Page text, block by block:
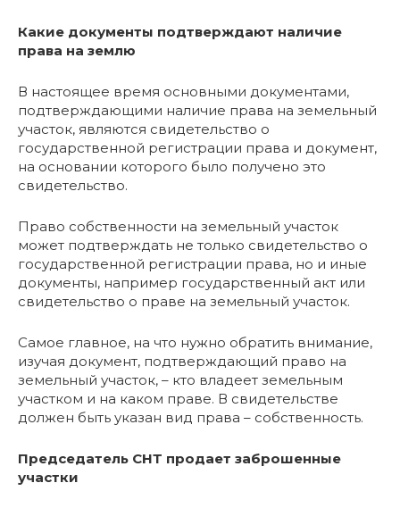
Какие документы подтверждают наличие
права на землю
В настоящее время основными документами,
подтверждающими наличие права на земельный
участок, являются свидетельство о
государственной регистрации права и документ,
на основании которого было получено это
свидетельство.
Право собственности на земельный участок
может подтверждать не только свидетельство о
государственной регистрации права, но и иные
документы, например государственный акт или
свидетельство о праве на земельный участок.
Самое главное, на что нужно обратить внимание,
изучая документ, подтверждающий право на
земельный участок, – кто владеет земельным
участком и на каком праве. В свидетельстве
должен быть указан вид права – собственность.
Председатель СНТ продает заброшенные
участки